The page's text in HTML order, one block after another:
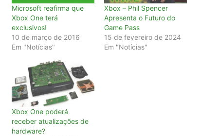
Microsoft reafirma que
Xbox One terá
exclusivos!
10 de março de 2016
Em "Notícias"
Xbox – Phil Spencer
Apresenta o Futuro do
Game Pass
15 de fevereiro de 2024
Em "Notícias"
Xbox One poderá
receber atualizações de
hardware?